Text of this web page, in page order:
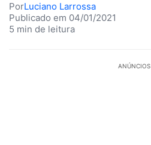
PorLuciano Larrossa
Publicado em 04/01/2021
5 min de leitura
ANÚNCIOS